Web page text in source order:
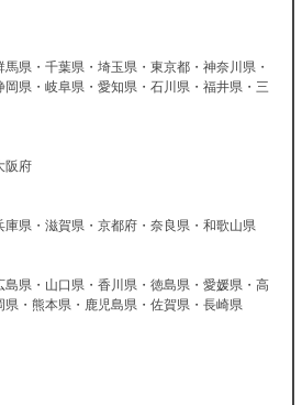
県・千葉県・埼玉県・東京都・神奈川県・
県・岐阜県・愛知県・石川県・福井県・三
阪府
県・滋賀県・京都府・奈良県・和歌山県
県・山口県・香川県・徳島県・愛媛県・高
・熊本県・鹿児島県・佐賀県・長崎県